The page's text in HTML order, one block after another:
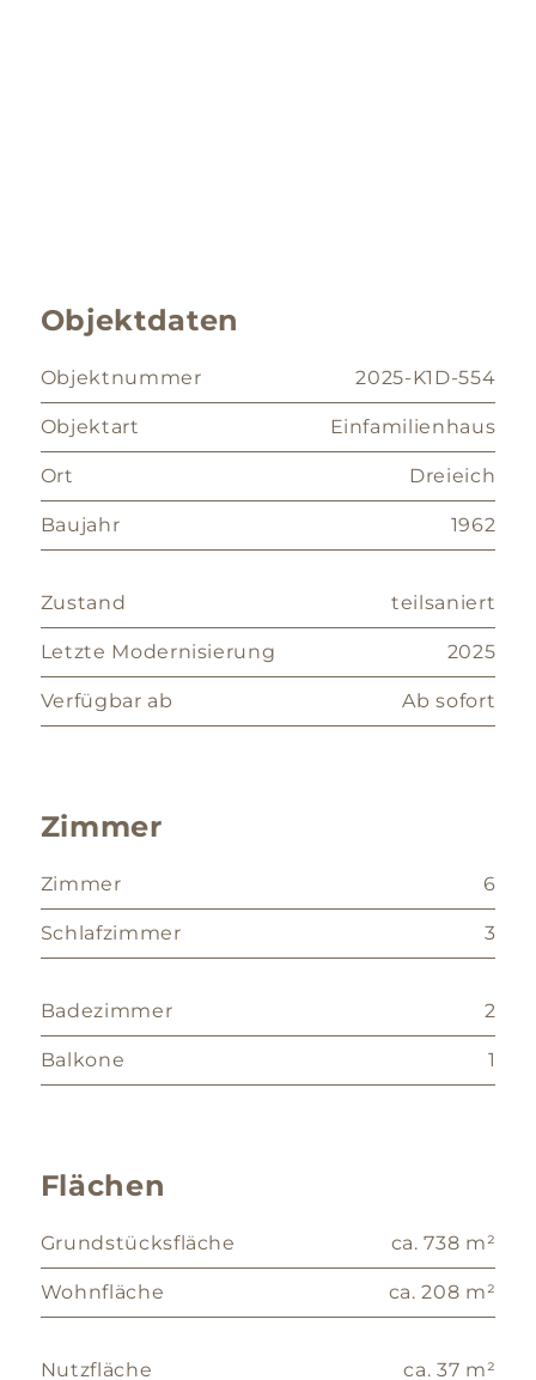
Objektdaten
Objektnummer 2025-K1D-554
Objektart Einfamilienhaus
Ort Dreieich
Baujahr 1962
Zustand teilsaniert
Letzte Modernisierung 2025
Verfügbar ab Ab sofort
Zimmer
Zimmer 6
Schlafzimmer 3
Badezimmer 2
Balkone 1
Flächen
Grundstücksfläche ca. 738 m²
Wohnfläche ca. 208 m²
Nutzfläche ca. 37 m²